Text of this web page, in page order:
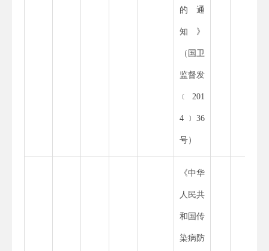
的通
知》
（国卫
监督发
﹝ 201
4 ﹞ 36
号）
《中华
人民共
和国传
染病防